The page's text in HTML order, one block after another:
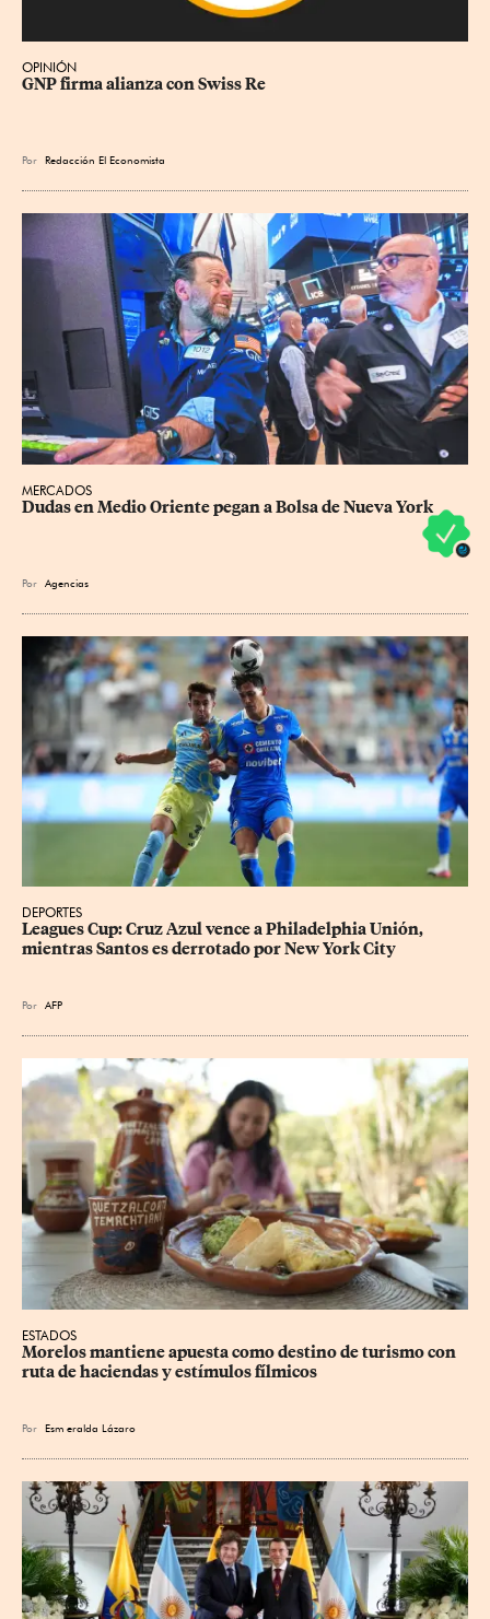
OPINIÓN
GNP firma alianza con Swiss Re
Por Redacción El Economista
MERCADOS
Dudas en Medio Oriente pegan a Bolsa de Nueva York
Por Agencias
DEPORTES
Leagues Cup: Cruz Azul vence a Philadelphia Unión,
mientras Santos es derrotado por New York City
Por AFP
ESTADOS
Morelos mantiene apuesta como destino de turismo con
ruta de haciendas y estímulos fílmicos
Por Esm eralda Lázaro